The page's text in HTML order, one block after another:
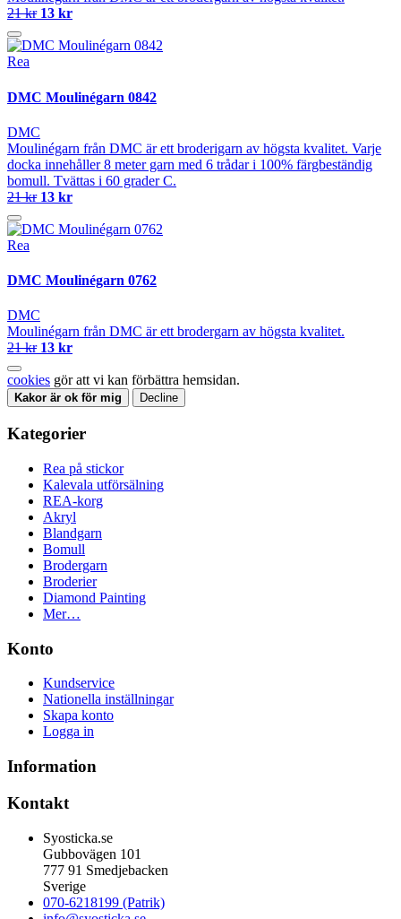
21 kr 13 kr
Rea
DMC Moulinégarn 0842
DMC
Moulinégarn från DMC är ett broderigarn av högsta kvalitet. Varje
docka innehåller 8 meter garn med 6 trådar i 100% färgbeständig
bomull. Tvättas i 60 grader C.
21 kr 13 kr
Rea
DMC Moulinégarn 0762
DMC
Moulinégarn från DMC är ett brodergarn av högsta kvalitet.
21 kr 13 kr
cookies gör att vi kan förbättra hemsidan.
Kakor är ok för mig Decline
Kategorier
Rea på stickor
Kalevala utförsälning
REA-korg
Akryl
Blandgarn
Bomull
Brodergarn
Broderier
Diamond Painting
Mer…
Konto
Kundservice
Nationella inställningar
Skapa konto
Logga in
Information
Kontakt
Syosticka.se
Gubbovägen 101
777 91 Smedjebacken
Sverige
070-6218199 (Patrik)